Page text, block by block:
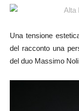
Una tensione
del racconto una
del duo Massimo